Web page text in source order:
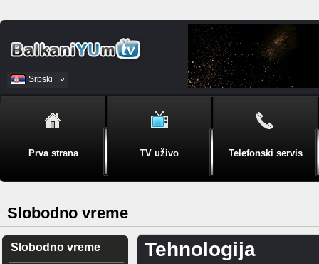
Srpski
BiH
Prva strana TV uživo Telefonski servis
Slobodno vreme
Slobodno vreme
Tehnologija